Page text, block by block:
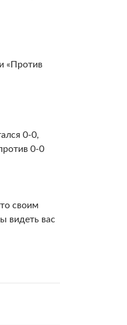
«Против
0-0,
0-0
своим
видеть вас